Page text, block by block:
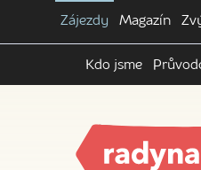
Zájezdy Magazín
Kdo jsme